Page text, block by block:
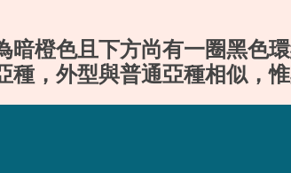
橙色且下方尚有一圈黑色
，外型與普通亞種相似，惟